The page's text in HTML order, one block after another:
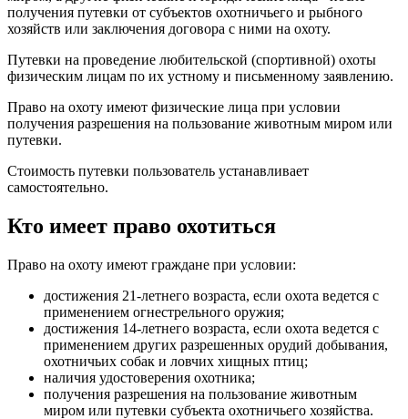
получения путевки от субъектов охотничьего и рыбного
хозяйств или заключения договора с ними на охоту.
Путевки на проведение любительской (спортивной) охоты
физическим лицам по их устному и письменному заявлению.
Право на охоту имеют физические лица при условии
получения разрешения на пользование животным миром или
путевки.
Стоимость путевки пользователь устанавливает
самостоятельно.
Кто имеет право охотиться
Право на охоту имеют граждане при условии:
достижения 21-летнего возраста, если охота ведется с
применением огнестрельного оружия;
достижения 14-летнего возраста, если охота ведется с
применением других разрешенных орудий добывания,
охотничьих собак и ловчих хищных птиц;
наличия удостоверения охотника;
получения разрешения на пользование животным
миром или путевки субъекта охотничьего хозяйства.